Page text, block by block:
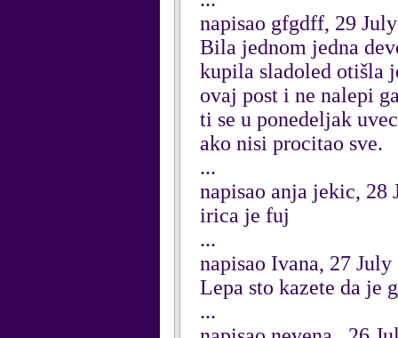
napisao gfgdff, 29
Bila jednom jedna
kupila sladoled otišla
ovaj post i ne nalepi
ti se u ponedeljak
ako nisi procitao sve.
...
napisao anja jekic, 28
irica je fuj
...
napisao Ivana, 27 July
Lepa sto kazete da je
...